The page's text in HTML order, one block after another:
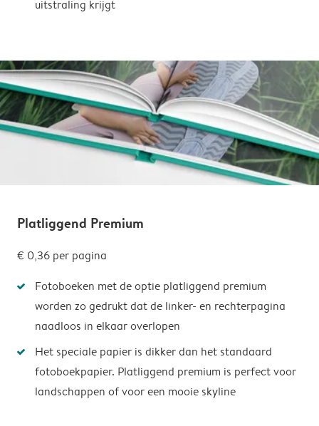
uitstraling krijgt
Platliggend Premium
€ 0,36 per pagina
Fotoboeken met de optie platliggend premium
worden zo gedrukt dat de linker- en rechterpagina
naadloos in elkaar overlopen
Het speciale papier is dikker dan het standaard
fotoboekpapier. Platliggend premium is perfect voor
landschappen of voor een mooie skyline